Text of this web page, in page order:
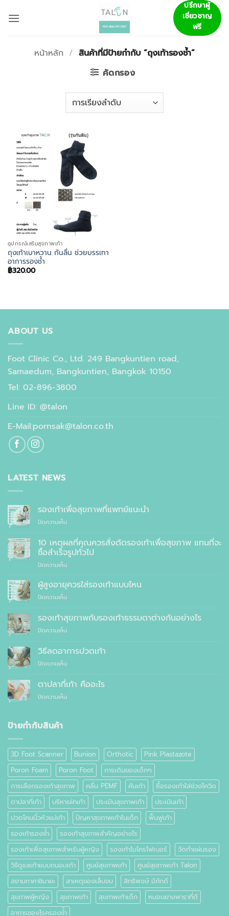
ปรึกษาผู้
เชี่ยวชาญ
ฟรี
หน้าหลัก / สินค้าที่มีป้ายกำกับ “ถุงเท้ารองช้ำ”
คัดกรอง
อุปกรณ์เสริมสุขภาพเท้า
ถุงเท้าเบาหวาน กันลื่น ช่วยบรรเทา
อาการรองช้ำ
฿320.00
ABOUT US
Foot Clinic Co., Ltd. 249 Bangkuntien road,
Samaedum, Bangkuntien, Bangkok 10150
Tel: 02-896-3800
Line ID: @talon
E-Mail:pornsak@talon.co.th
LATEST NEWS
รองเท้าเพื่อสุขภาพที่แพทย์แนะนำ
ปิดความเห็นบน
เพื่อ
สุขภาพ
ที่
แพทย์
10 เหตุผลที่คุณควรสั่งตัดรองเท้าเพื่อสุขภาพ แทนที่จะ
ซื้อสำเร็จรูปทั่วไป
ปิดความเห็นบน
เหตุผล
คุณ
สั่ง
ตัด
รองเท้า
สุขภาพ
สำเร็จรูป
ทั่วไป
ผู้สูงอายุควรใส่รองเท้าแบบไหน
ปิดความเห็นบน
สูง
อายุ
ควร
รองเท้า
ไหน
รองเท้าสุขภาพกับรองเท้าธรรมดาต่างกันอย่างไร
ปิดความเห็นบน
สุขภาพ
กับ
รองเท้า
ต่าง
อย่างไร
วิธีลดอาการปวดเท้า
ปิดความเห็นบน
ลด
อาการ
ปวด
ตาปลาที่เท้า คืออะไร
ปิดความเห็นบน
ป้ายกำกับสินค้า
3D Foot Scanner Bunion Orthotic
Pink Plastazote
Poron Foam
Poron Foot
การเดินของเด็กๆ
การเลือกรองเท้าสุขภาพ
คลื่น PEMF คันเท้า
ซื้อรองเท้าใส่ช่วงโควิด
ตาปลาที่เท้า
บริหารฝ่าเท้า ประเมินสุขภาพเท้า
ประเมินเท้า
ปวดโคนนิ้วหัวแม่เท้า
ปัญหาสุขภาพเท้าในเด็ก
ฟื้นฟูเท้า
รองเท้ารองช้ำ
รองเท้าสุขภาพสำคัญอย่างไร
รองเท้าเพื่อสุขภาพสำหรับผู้หญิง
รองเท้าไมโครไฟเบอร์
วัดทำแผ่นรอง
วิธีดูแลเท้าแบบถนอมเท้า
ศูนย์สุขภาพเท้า
ศูนย์สุขภาพเท้า Talon
สยามทาคาชิมายะ
สาเหตุของเล็บขบ
สิทธิพงษ์ มีภักดี
สุขภาพผู้หญิง
สุขภาพเท้า สุขภาพเท้าเด็ก
หมอนยางพาราที่ดี
อาการของโรครองช้ำ